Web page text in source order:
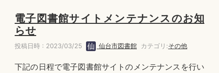
電子図書館サイトメンテナンスのお知
らせ
投稿日時 : 2023/03/25 仙台市図書館 カテゴリ:その他
下記の日程で電子図書館サイトのメンテナンスを行い